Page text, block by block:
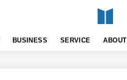
BUSINESS SERVICE ABOUT